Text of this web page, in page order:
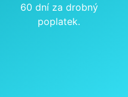
60 dní za drobný
poplatek.